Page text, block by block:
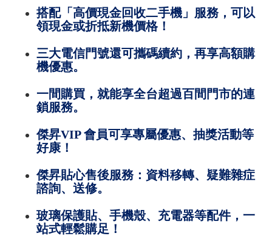
搭配「高價現金回收二手機」服務，可以
領現金或折抵新機價格！
三大電信門號還可攜碼續約，再享高額購
機優惠。
一間購買，就能享全台超過百間門市的連
鎖服務。
傑昇VIP 會員可享專屬優惠、抽獎活動等
好康！
傑昇貼心售後服務：資料移轉、疑難雜症
諮詢、送修。
玻璃保護貼、手機殼、充電器等配件，一
站式輕鬆購足！